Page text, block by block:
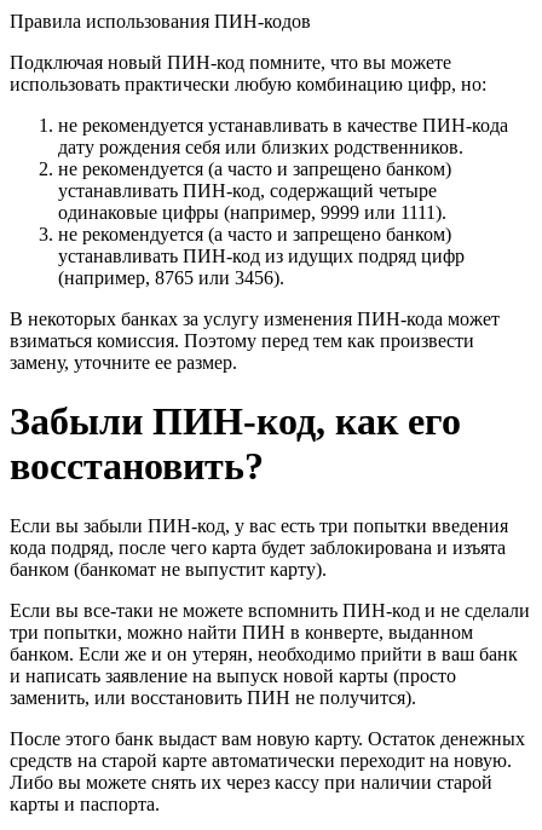
Правила использования ПИН-кодов
Подключая новый ПИН-код помните, что вы можете
использовать практически любую комбинацию цифр, но:
не рекомендуется устанавливать в качестве ПИН-кода
дату рождения себя или близких родственников.
не рекомендуется (а часто и запрещено банком)
устанавливать ПИН-код, содержащий четыре
одинаковые цифры (например, 9999 или 1111).
не рекомендуется (а часто и запрещено банком)
устанавливать ПИН-код из идущих подряд цифр
(например, 8765 или 3456).
В некоторых банках за услугу изменения ПИН-кода может
взиматься комиссия. Поэтому перед тем как произвести
замену, уточните ее размер.
Забыли ПИН-код, как его
восстановить?
Если вы забыли ПИН-код, у вас есть три попытки введения
кода подряд, после чего карта будет заблокирована и изъята
банком (банкомат не выпустит карту).
Если вы все-таки не можете вспомнить ПИН-код и не сделали
три попытки, можно найти ПИН в конверте, выданном
банком. Если же и он утерян, необходимо прийти в ваш банк
и написать заявление на выпуск новой карты (просто
заменить, или восстановить ПИН не получится).
После этого банк выдаст вам новую карту. Остаток денежных
средств на старой карте автоматически переходит на новую.
Либо вы можете снять их через кассу при наличии старой
карты и паспорта.